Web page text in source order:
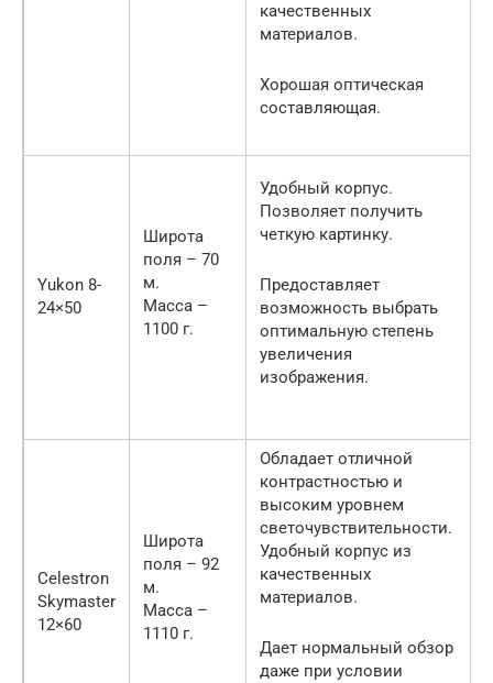
качественных
материалов.
Хорошая оптическая
составляющая.
Yukon 8-
24×50
Широта
поля – 70
м.
Масса –
1100 г.
Удобный корпус.
Позволяет получить
четкую картинку.
Предоставляет
возможность выбрать
оптимальную степень
увеличения
изображения.
Celestron
Skymaster
12×60
Широта
поля – 92
м.
Масса –
1110 г.
Обладает отличной
контрастностью и
высоким уровнем
светочувствительности.
Удобный корпус из
качественных
материалов.
Дает нормальный обзор
даже при условии